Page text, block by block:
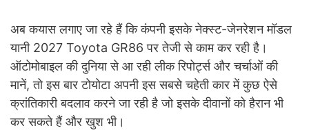
अब कयास लगाए जा रहे हैं कि कंपनी इसके नेक्स्ट-जेनरेशन मॉडल
यानी 2027 Toyota GR86 पर तेजी से काम कर रही है।
ऑटोमोबाइल की दुनिया से आ रही लीक रिपोर्ट्स और चर्चाओं की
मानें, तो इस बार टोयोटा अपनी इस सबसे चहेती कार में कुछ ऐसे
क्रांतिकारी बदलाव करने जा रही है जो इसके दीवानों को हैरान भी
कर सकते हैं और खुश भी।